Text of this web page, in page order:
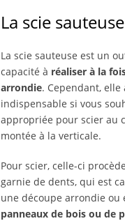
La scie sauteuse
La scie sauteuse est un
capacité à réaliser à la
arrondie. Cependant,
indispensable si vous
appropriée pour scier au
montée à la verticale.
Pour scier, celle-ci
garnie de dents, qui est
une découpe arrondie ou
panneaux de bois ou de